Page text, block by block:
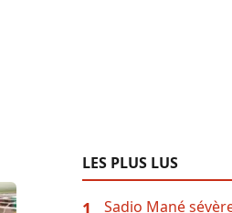
LES PLUS LUS
1
Sadio Mané